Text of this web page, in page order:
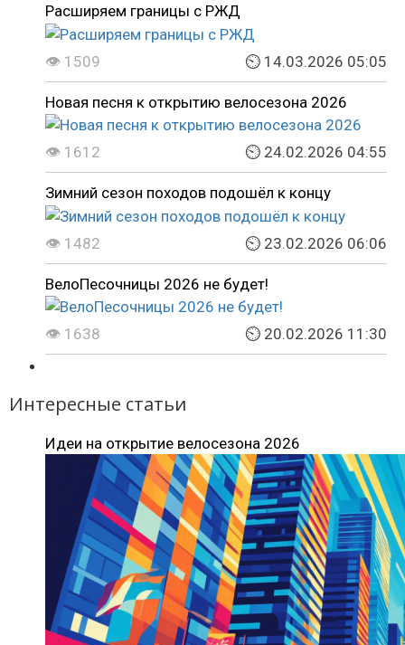
Расширяем границы с РЖД
👁 1509 ⏲ 14.03.2026 05:05
Новая песня к открытию велосезона 2026
👁 1612 ⏲ 24.02.2026 04:55
Зимний сезон походов подошёл к концу
👁 1482 ⏲ 23.02.2026 06:06
ВелоПесочницы 2026 не будет!
👁 1638 ⏲ 20.02.2026 11:30
Интересные статьи
Идеи на открытие велосезона 2026